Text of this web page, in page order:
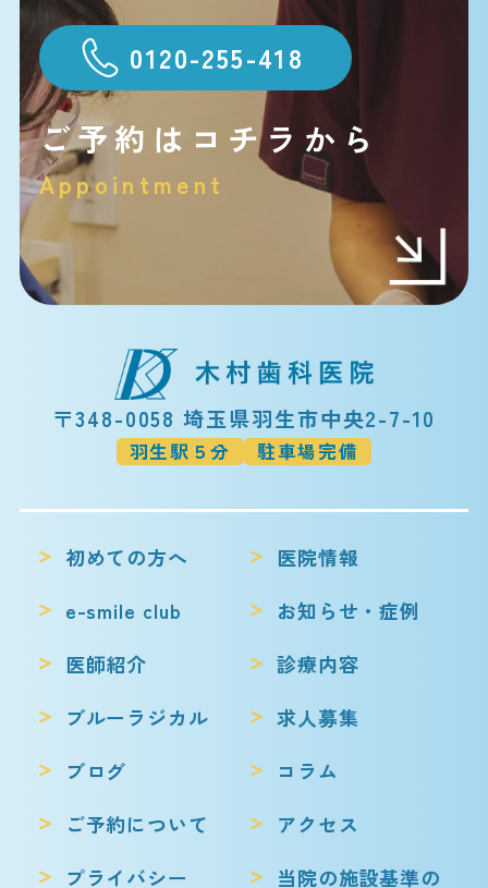
0120-255-418
ご予約はコチラから
Appointment
〒348-0058 埼玉県羽生市中央2-7-10
羽生駅５分 駐車場完備
初めての方へ
医院情報
e-smile club
お知らせ・症例
医師紹介
診療内容
ブルーラジカル
求人募集
ブログ
コラム
ご予約について
アクセス
プライバシー
当院の施設基準の